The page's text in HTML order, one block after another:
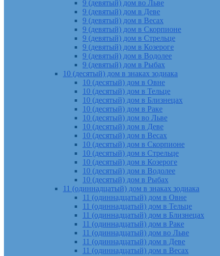
9 (девятый) дом во Льве
9 (девятый) дом в Деве
9 (девятый) дом в Весах
9 (девятый) дом в Скорпионе
9 (девятый) дом в Стрельце
9 (девятый) дом в Козероге
9 (девятый) дом в Водолее
9 (девятый) дом в Рыбах
10 (десятый) дом в знаках зодиака
10 (десятый) дом в Овне
10 (десятый) дом в Тельце
10 (десятый) дом в Близнецах
10 (десятый) дом в Раке
10 (десятый) дом во Льве
10 (десятый) дом в Деве
10 (десятый) дом в Весах
10 (десятый) дом в Скорпионе
10 (десятый) дом в Стрельце
10 (десятый) дом в Козероге
10 (десятый) дом в Водолее
10 (десятый) дом в Рыбах
11 (одиннадцатый) дом в знаках зодиака
11 (одиннадцатый) дом в Овне
11 (одиннадцатый) дом в Тельце
11 (одиннадцатый) дом в Близнецах
11 (одиннадцатый) дом в Раке
11 (одиннадцатый) дом во Льве
11 (одиннадцатый) дом в Деве
11 (одиннадцатый) дом в Весах